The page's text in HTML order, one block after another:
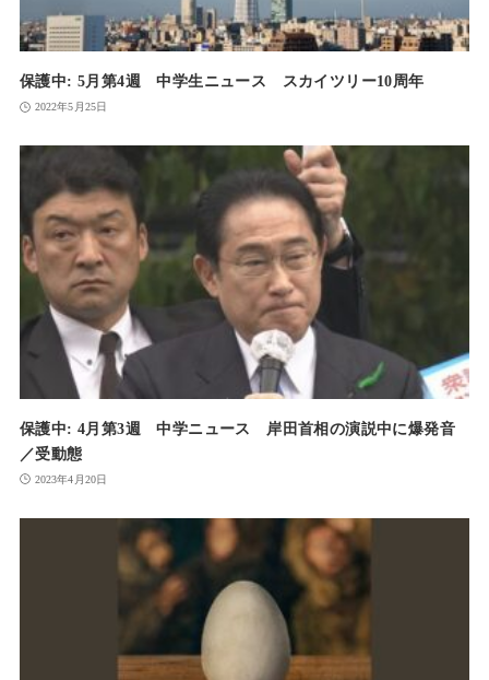
保護中: 5月第4週 中学生ニュース スカイツリー10周年
2022年5月25日
保護中: 4月第3週 中学ニュース 岸田首相の演説中に爆発音
／受動態
2023年4月20日